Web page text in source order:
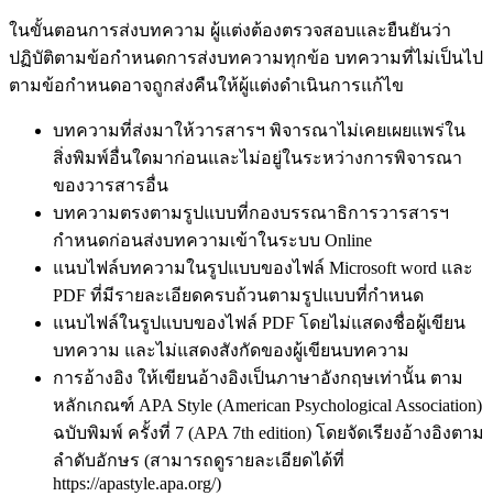
ในขั้นตอนการส่งบทความ ผู้แต่งต้องตรวจสอบและยืนยันว่า
ปฏิบัติตามข้อกำหนดการส่งบทความทุกข้อ บทความที่ไม่เป็นไป
ตามข้อกำหนดอาจถูกส่งคืนให้ผู้แต่งดำเนินการแก้ไข
บทความที่ส่งมาให้วารสารฯ พิจารณาไม่เคยเผยแพร่ใน
สิ่งพิมพ์อื่นใดมาก่อนและไม่อยู่ในระหว่างการพิจารณา
ของวารสารอื่น
บทความตรงตามรูปแบบที่กองบรรณาธิการวารสารฯ
กำหนดก่อนส่งบทความเข้าในระบบ Online
แนบไฟล์บทความในรูปแบบของไฟล์ Microsoft word และ
PDF ที่มีรายละเอียดครบถ้วนตามรูปแบบที่กำหนด
แนบไฟล์ในรูปแบบของไฟล์ PDF โดยไม่แสดงชื่อผู้เขียน
บทความ และไม่แสดงสังกัดของผู้เขียนบทความ
การอ้างอิง ให้เขียนอ้างอิงเป็นภาษาอังกฤษเท่านั้น ตาม
หลักเกณฑ์ APA Style (American Psychological Association)
ฉบับพิมพ์ ครั้งที่ 7 (APA 7th edition) โดยจัดเรียงอ้างอิงตาม
ลำดับอักษร (สามารถดูรายละเอียดได้ที่
https://apastyle.apa.org/)